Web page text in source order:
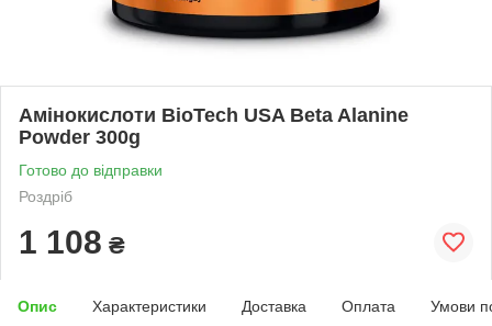
Амінокислоти BioTech USA Beta Alanine
Powder 300g
Готово до відправки
Роздріб
1 108 ₴
Опис Характеристики Доставка Оплата Умови